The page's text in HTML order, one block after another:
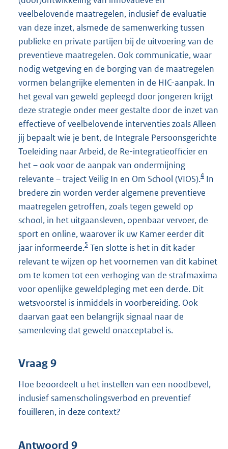
veelbelovende maatregelen, inclusief de evaluatie
van deze inzet, alsmede de samenwerking tussen
publieke en private partijen bij de uitvoering van de
preventieve maatregelen. Ook communicatie, waar
nodig wetgeving en de borging van de maatregelen
vormen belangrijke elementen in de HIC-aanpak. In
het geval van geweld gepleegd door jongeren krijgt
deze strategie onder meer gestalte door de inzet van
effectieve of veelbelovende interventies zoals Alleen
jij bepaalt wie je bent, de Integrale Persoonsgerichte
Toeleiding naar Arbeid, de Re-integratieofficier en
het – ook voor de aanpak van ondermijning
relevante – traject Veilig In en Om School (VIOS).4 In
bredere zin worden verder algemene preventieve
maatregelen getroffen, zoals tegen geweld op
school, in het uitgaansleven, openbaar vervoer, de
sport en online, waarover ik uw Kamer eerder dit
jaar informeerde.5 Ten slotte is het in dit kader
relevant te wijzen op het voornemen van dit kabinet
om te komen tot een verhoging van de strafmaxima
voor openlijke geweldpleging met een derde. Dit
wetsvoorstel is inmiddels in voorbereiding. Ook
daarvan gaat een belangrijk signaal naar de
samenleving dat geweld onacceptabel is.
Vraag 9
Hoe beoordeelt u het instellen van een noodbevel,
inclusief samenscholingsverbod en preventief
fouilleren, in deze context?
Antwoord 9